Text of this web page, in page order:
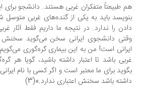
طبیعتاً متفکران غربی هستند. دانشجو برای اینکه
باید به یکی از گنده‌های غربی متوسل شود
را ندارد. در نتیجه ما داریم فقط آثار غربی
دانشجوی ایرانی سخن می‌گوید سخنش
است! من به این بیماری گره‌گوری می‌گویم!
باشد تا اعتبار داشته باشید، گویا هر
برای ما معتبر است و اگر کسی با نام ایرانی حرفی
باشد سخنش اعتباری ندارد.»(3)